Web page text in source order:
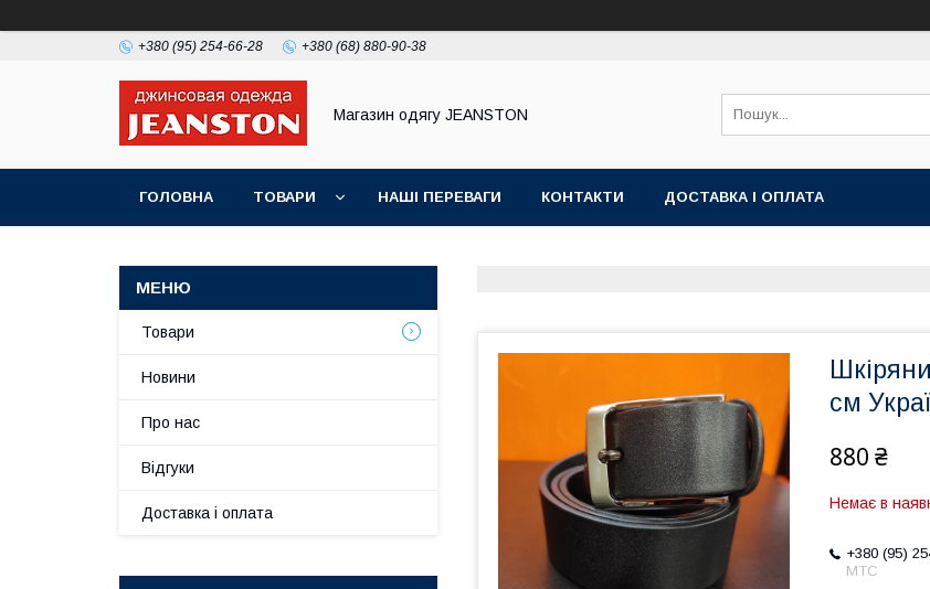
+380 (95) 254-66-28 +380 (68) 880-90-38
Магазин одягу JEANSTON
ГОЛОВНА ТОВАРИ НАШІ ПЕРЕВАГИ КОНТАКТИ ДОСТАВКА І ОПЛАТА
см
880 ₴
Немає в
+380 (95)
МТС
Товари
Новини
Про нас
Відгуки
Доставка і оплата